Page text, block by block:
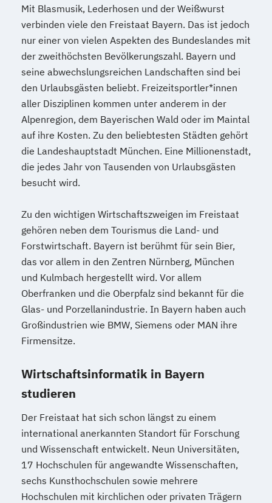
Mit Blasmusik, Lederhosen und der Weißwurst
verbinden viele den Freistaat Bayern. Das ist jedoch
nur einer von vielen Aspekten des Bundeslandes mit
der zweithöchsten Bevölkerungszahl. Bayern und
seine abwechslungsreichen Landschaften sind bei
den Urlaubsgästen beliebt. Freizeitsportler*innen
aller Disziplinen kommen unter anderem in der
Alpenregion, dem Bayerischen Wald oder im Maintal
auf ihre Kosten. Zu den beliebtesten Städten gehört
die Landeshauptstadt München. Eine Millionenstadt,
die jedes Jahr von Tausenden von Urlaubsgästen
besucht wird.
Zu den wichtigen Wirtschaftszweigen im Freistaat
gehören neben dem Tourismus die Land- und
Forstwirtschaft. Bayern ist berühmt für sein Bier,
das vor allem in den Zentren Nürnberg, München
und Kulmbach hergestellt wird. Vor allem
Oberfranken und die Oberpfalz sind bekannt für die
Glas- und Porzellanindustrie. In Bayern haben auch
Großindustrien wie BMW, Siemens oder MAN ihre
Firmensitze.
Wirtschaftsinformatik in Bayern
studieren
Der Freistaat hat sich schon längst zu einem
international anerkannten Standort für Forschung
und Wissenschaft entwickelt. Neun Universitäten,
17 Hochschulen für angewandte Wissenschaften,
sechs Kunsthochschulen sowie mehrere
Hochschulen mit kirchlichen oder privaten Trägern